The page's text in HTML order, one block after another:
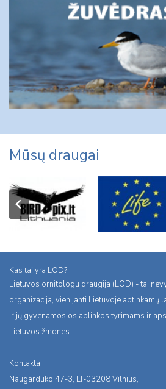
Mūsų draugai
Kas tai yra LOD?
Lietuvos ornitologu draugija (LOD) - tai
organizacija, vienijanti Lietuvoje aptinkamų
ir jų gyvenamosios aplinkos tyrimams ir
Lietuvos žmones.
Kontaktai:
Naugarduko 47-3, LT-03208 Vilnius,